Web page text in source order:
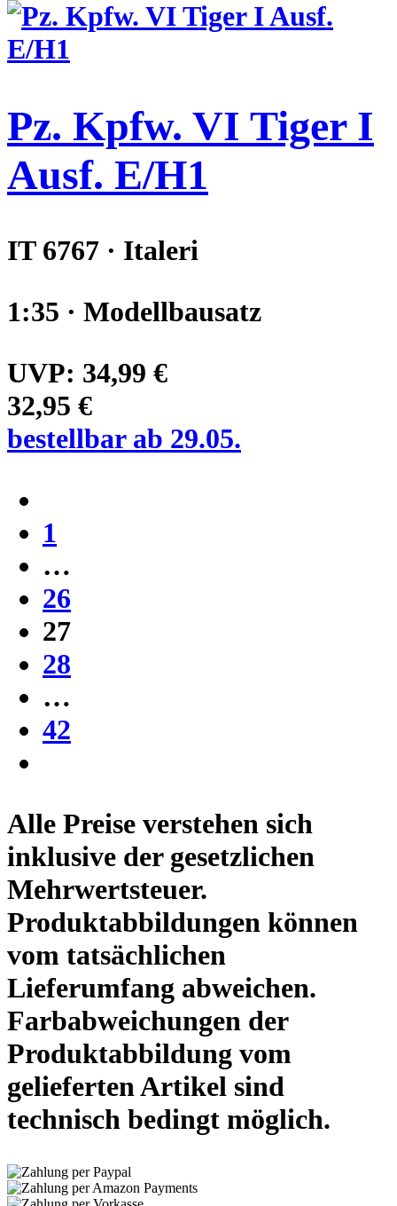
Pz. Kpfw. VI Tiger I
Ausf. E/H1
IT 6767 · Italeri
1:35 · Modellbausatz
UVP: 34,99 €
32,95 €
bestellbar ab 29.05.
1
…
26
27
28
…
42
Alle Preise verstehen sich
inklusive der gesetzlichen
Mehrwertsteuer.
Produktabbildungen können
vom tatsächlichen
Lieferumfang abweichen.
Farbabweichungen der
Produktabbildung vom
gelieferten Artikel sind
technisch bedingt möglich.